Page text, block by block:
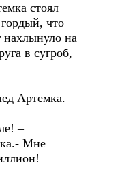
стоял
что
нахлынуло на
в сугроб,
Артемка.
–
Мне